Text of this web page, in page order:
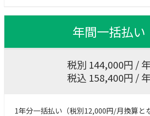
年間一括払い
税別 144,000円 /
税込 158,400円 /
1年分一括払い（税別12,000円/月換算と